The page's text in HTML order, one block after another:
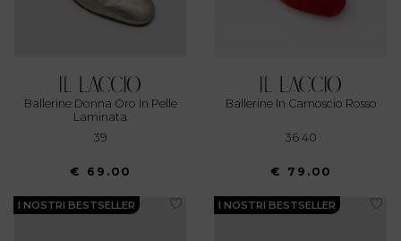
Ballerine Donna Oro In Pelle
Laminata
39
€ 69.00
Ballerine In Camoscio Rosso
36 40
€ 79.00
I NOSTRI BESTSELLER I NOSTRI BESTSELLER